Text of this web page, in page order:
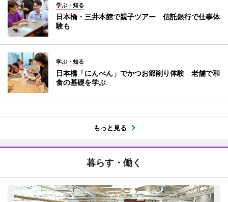
学ぶ・知る
日本橋・三井本館で親子ツアー 信託銀行で仕事体
験も
学ぶ・知る
日本橋「にんべん」でかつお節削り体験 老舗で和
食の基礎を学ぶ
もっと見る
暮らす・働く